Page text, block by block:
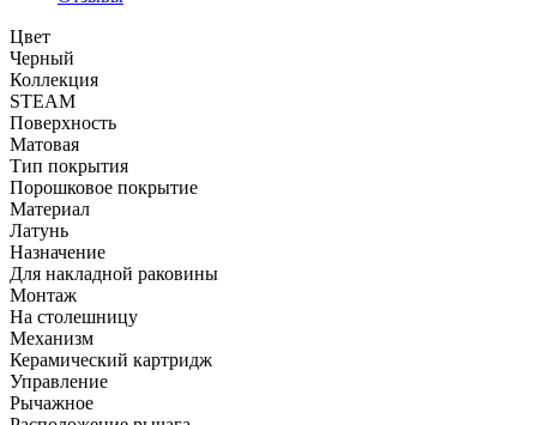
Цвет
Черный
Коллекция
STEAM
Поверхность
Матовая
Тип покрытия
Порошковое покрытие
Материал
Латунь
Назначение
Для накладной раковины
Монтаж
На столешницу
Механизм
Керамический картридж
Управление
Рычажное